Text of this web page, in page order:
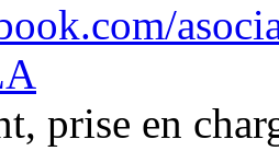
prise en